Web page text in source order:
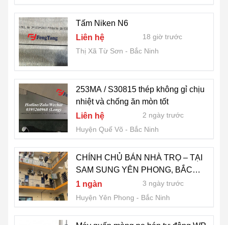
Tấm Niken N6
Liên hệ
18 giờ trước
Thị Xã Từ Sơn
Bắc Ninh
253MA / S30815 thép không gỉ chịu
nhiệt và chống ăn mòn tốt
Liên hệ
2 ngày trước
Huyện Quế Võ
Bắc Ninh
CHÍNH CHỦ BÁN NHÀ TRỌ – TẠI
SAM SUNG YÊN PHONG, BẮC
NINH
1 ngàn
3 ngày trước
Huyện Yên Phong
Bắc Ninh